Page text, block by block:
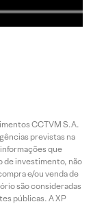
CCTVM S.A.
previstas na
que
de investimento, não
e/ou venda de
são consideradas
públicas. A XP